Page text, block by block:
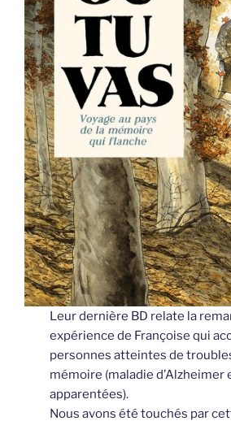
Leur dernière BD relate la
expérience de Françoise qui
personnes atteintes de
mémoire (maladie d’Alzheimer
apparentées).
Nous avons été touchés par